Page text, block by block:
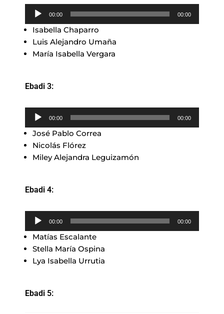
Reproductor
audio
00:00 00:00
Isabella Chaparro
Luis Alejandro Umaña
María Isabella Vergara
Ebadi 3:
Reproductor
audio
00:00 00:00
José Pablo Correa
Nicolás Flórez
Miley Alejandra Leguizamón
Ebadi 4:
Reproductor
audio
00:00 00:00
Matías Escalante
Stella María Ospina
Lya Isabella Urrutia
Ebadi 5: